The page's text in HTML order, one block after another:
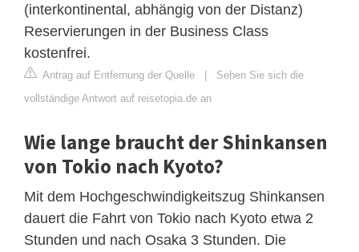
(interkontinental, abhängig von der Distanz)
Reservierungen in der Business Class
kostenfrei.
Antrag auf Entfernung der Quelle | Sehen Sie sich die
vollständige Antwort auf reisetopia.de an
Wie lange braucht der Shinkansen
von Tokio nach Kyoto?
Mit dem Hochgeschwindigkeitszug Shinkansen
dauert die Fahrt von Tokio nach Kyoto etwa 2
Stunden und nach Osaka 3 Stunden. Die